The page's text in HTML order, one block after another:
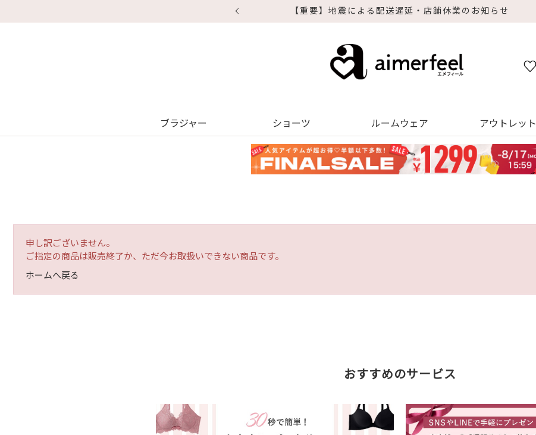
【重要】地震による配送遅延・店舗休業のお知らせ
ブラジャー ショーツ ルームウェア アウトレット
申し訳ございません。
ご指定の商品は販売終了か、ただ今お取扱いできない商品です。
ホームへ戻る
おすすめのサービス